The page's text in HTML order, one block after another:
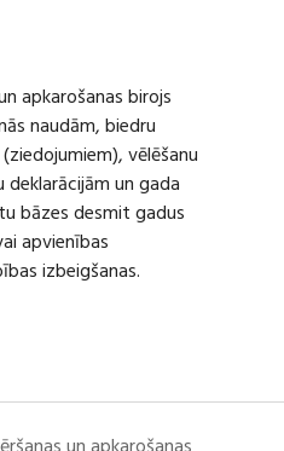
apkarošanas birojs
naudām, biedru
vēlēšanu
un gada
bāzes desmit gadus
apvienības
izbeigšanas.